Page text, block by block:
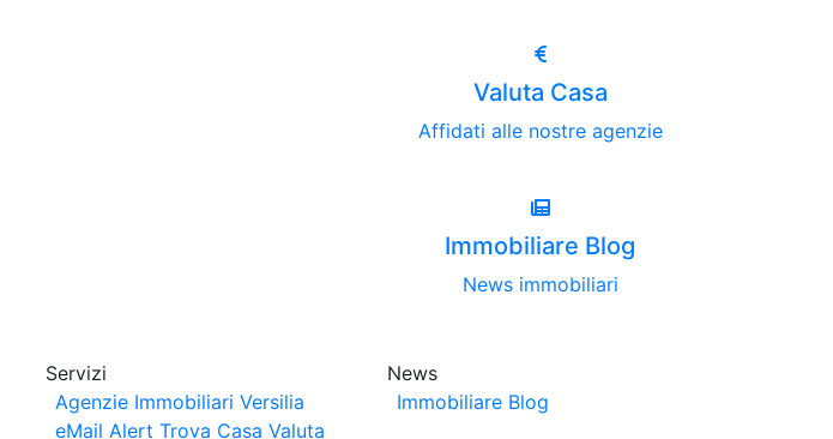
Valuta Casa
Affidati alle nostre agenzie
Immobiliare Blog
News immobiliari
Servizi
Agenzie Immobiliari Versilia
eMail Alert Trova Casa Valuta
News
Immobiliare Blog